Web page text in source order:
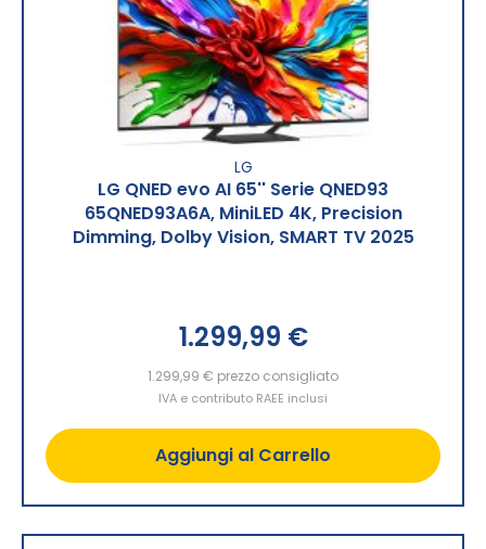
LG
LG QNED evo AI 65'' Serie QNED93
65QNED93A6A, MiniLED 4K, Precision
Dimming, Dolby Vision, SMART TV 2025
1.299,99 €
1.299,99 € prezzo consigliato
IVA e contributo RAEE inclusi
Aggiungi al Carrello